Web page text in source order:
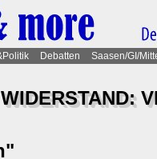
Debatten Saasen/GI/